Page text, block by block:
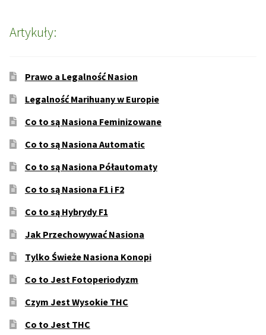
Artykuły:
Prawo a Legalność Nasion
Legalność Marihuany w Europie
Co to są Nasiona Feminizowane
Co to są Nasiona Automatic
Co to są Nasiona Półautomaty
Co to są Nasiona F1 i F2
Co to są Hybrydy F1
Jak Przechowywać Nasiona
Tylko Świeże Nasiona Konopi
Co to Jest Fotoperiodyzm
Czym Jest Wysokie THC
Co to Jest THC